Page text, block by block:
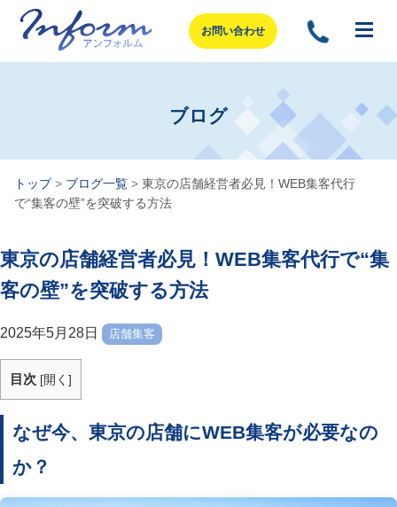
お問い合わせ
ブログ
トップ> ブログ一覧 > 東京の店舗経営者必見！WEB集客代行
で“集客の壁”を突破する方法
東京の店舗経営者必見！WEB集客代行で“集
客の壁”を突破する方法
2025年5月28日 店舗集客
目次 [開く ]
なぜ今、東京の店舗にWEB集客が必要なの
か？